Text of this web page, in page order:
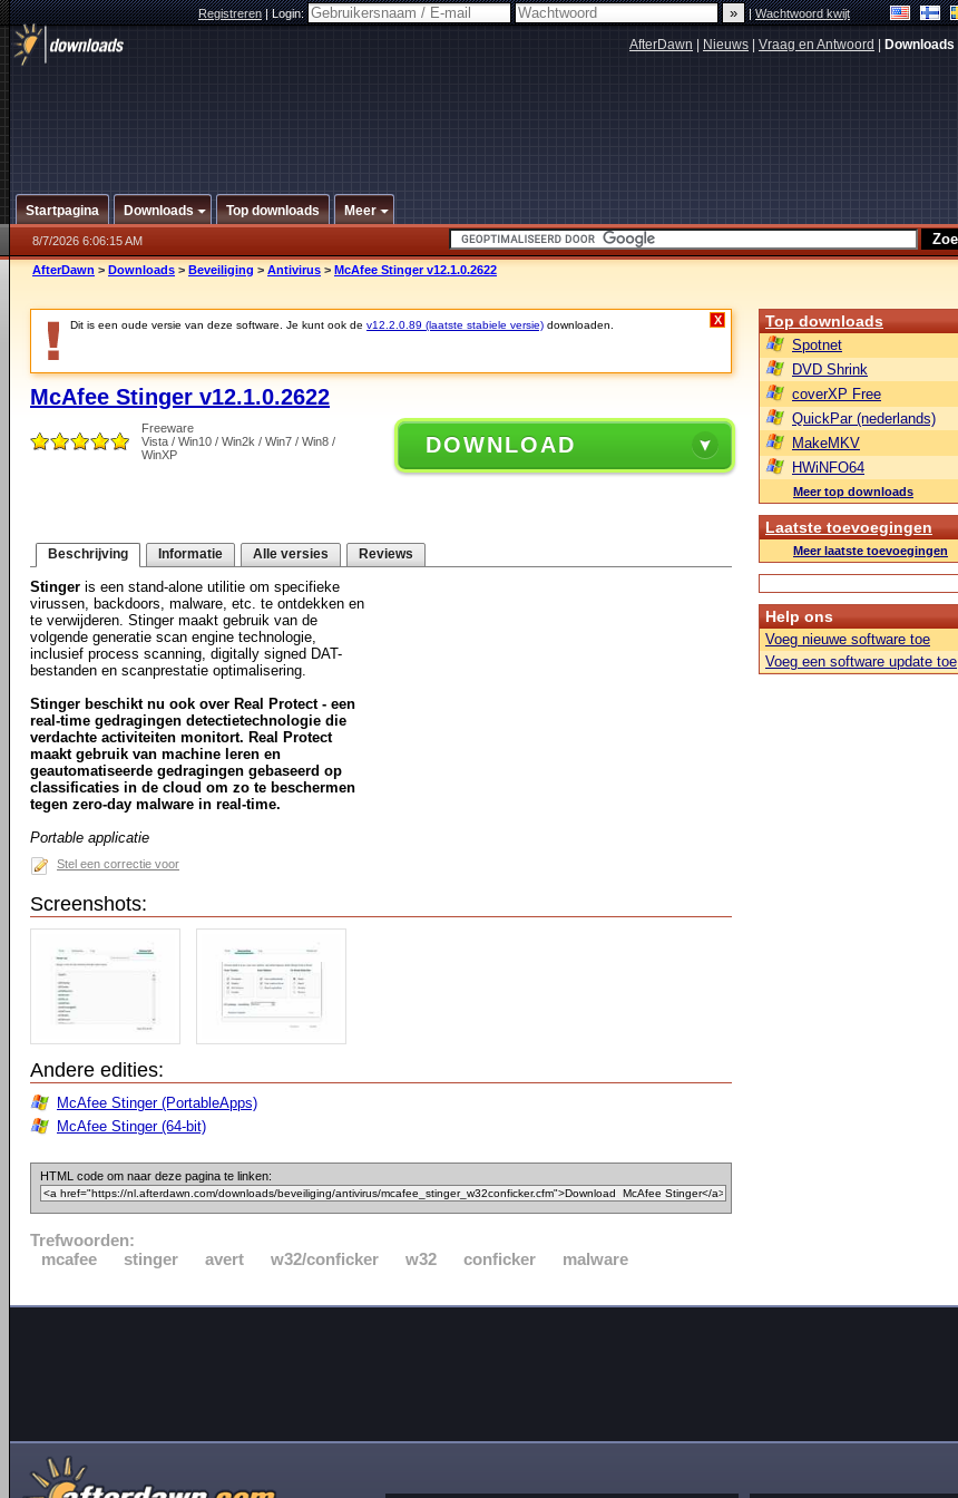
Registreren|Login: |Wachtwoord kwijt
AfterDawn Nieuws Vraag en Antwoord Downloads
Startpagina Downloads Top downloads Meer
8/7/2026 6:06:15 AM
AfterDawn > Downloads > Beveiliging > Antivirus > McAfee Stinger v12.1.0.2622
Dit is een oude versie van deze software. Je kunt ook de v12.2.0.89 (laatste stabiele versie) downloaden. X
McAfee Stinger v12.1.0.2622
Freeware
Vista / Win10 / Win2k / Win7 / Win8 /
WinXP
DOWNLOAD
Beschrijving Informatie Alle versies Reviews
Stinger is een stand-alone utilitie om specifieke
virussen, backdoors, malware, etc. te ontdekken en
te verwijderen. Stinger maakt gebruik van de
volgende generatie scan engine technologie,
inclusief process scanning, digitally signed DAT-
bestanden en scanprestatie optimalisering.
Stinger beschikt nu ook over Real Protect - een
real-time gedragingen detectietechnologie die
verdachte activiteiten monitort. Real Protect
maakt gebruik van machine leren en
geautomatiseerde gedragingen gebaseerd op
classificaties in de cloud om zo te beschermen
tegen zero-day malware in real-time.
Portable applicatie
Stel een correctie voor
Screenshots:
Andere edities:
McAfee Stinger (PortableApps)
McAfee Stinger (64-bit)
HTML code om naar deze pagina te linken:
Trefwoorden:
mcafee
stinger avert w32/conficker w32 conficker malware
Top downloads
Spotnet
DVD Shrink
coverXP Free
QuickPar (nederlands)
MakeMKV
HWiNFO64
Meer top downloads
Laatste toevoegingen
Meer laatste toevoegingen
Help ons
Voeg nieuwe software toe
Voeg een software update toe